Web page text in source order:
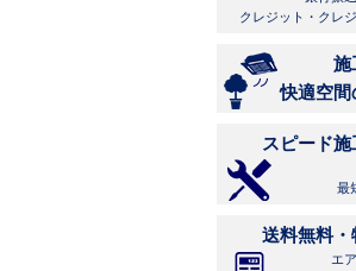
クレジット・クレ
施
快適空間
スピード施
最
送料無料・
エ